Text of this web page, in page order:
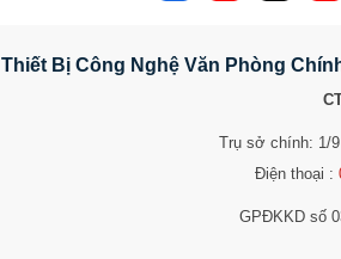
Thiết Bị Công Nghệ Văn Phòng
Trụ sở chính: 1/
Điện thoại :
GPĐKKD số